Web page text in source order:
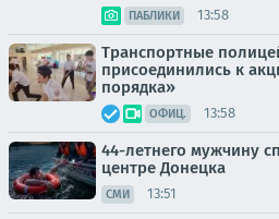
ПАБЛИКИ 13:58
Транспортные
присоединились к
порядка»
ОФИЦ. 13:58
44-летнего мужчину
центре Донецка
СМИ 13:51